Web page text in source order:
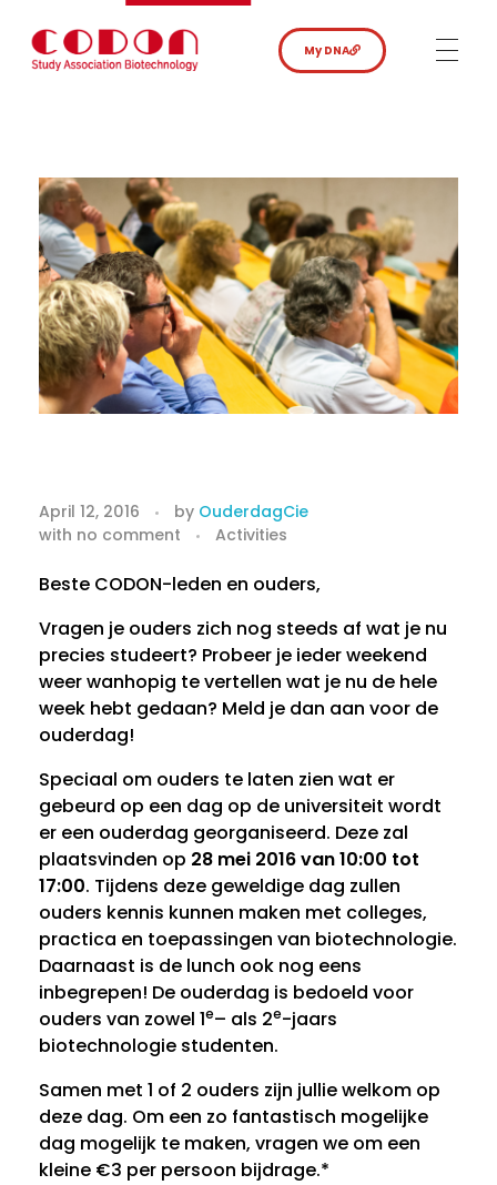
My DNA
O
u
d
e
r
d
a
g
2
8
m
e
i
April 12, 2016 by OuderdagCie
with no comment Activities
Beste CODON-leden en ouders,
Vragen je ouders zich nog steeds af wat je nu
precies studeert? Probeer je ieder weekend
weer wanhopig te vertellen wat je nu de hele
week hebt gedaan? Meld je dan aan voor de
ouderdag!
Speciaal om ouders te laten zien wat er
gebeurd op een dag op de universiteit wordt
er een ouderdag georganiseerd. Deze zal
plaatsvinden op 28 mei 2016 van 10:00 tot
17:00. Tijdens deze geweldige dag zullen
ouders kennis kunnen maken met colleges,
practica en toepassingen van biotechnologie.
Daarnaast is de lunch ook nog eens
inbegrepen! De ouderdag is bedoeld voor
ouders van zowel 1e– als 2e-jaars
biotechnologie studenten.
Samen met 1 of 2 ouders zijn jullie welkom op
deze dag. Om een zo fantastisch mogelijke
dag mogelijk te maken, vragen we om een
kleine €3 per persoon bijdrage.*